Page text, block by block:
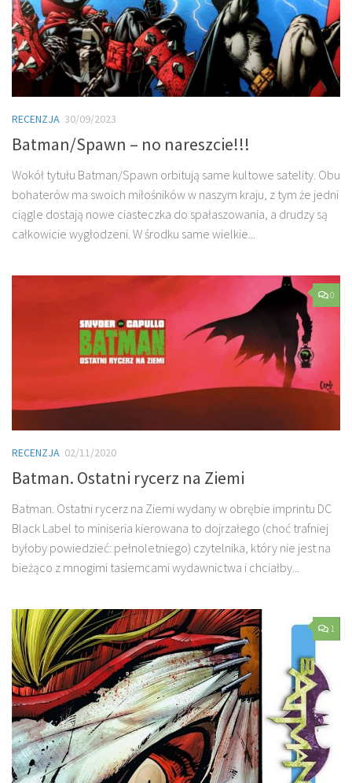
RECENZJA 30/09/2023
Batman/Spawn – no nareszcie!!!
Wokół tytułu Batman/Spawn orbitują same kultowe satelity. Obu
bohaterów ma swoich miłośników w naszym kraju, z tym że jedni
ciągle dostają nowe ciasteczka do spałaszowania, a drudzy są
całkowicie wygłodzeni. W środku same wielkie...
0
RECENZJA 02/11/2020
Batman. Ostatni rycerz na Ziemi
Batman. Ostatni rycerz na Ziemi wydany w obrębie imprintu DC
Black Label to miniseria kierowana to dojrzałego (choć trafniej
byłoby powiedzieć: pełnoletniego) czytelnika, który nie jest na
bieżąco z mnogimi tasiemcami wydawnictwa i chciałby...
1